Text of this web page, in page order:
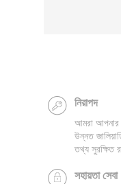
নিরাপদ
আমরা আপনার
উন্নত
তথ্য সুরক্ষিত
সহায়তা সেবা